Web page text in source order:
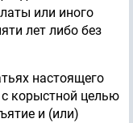
или иного
лет либо без
настоящего
корыстной целью
и (или)